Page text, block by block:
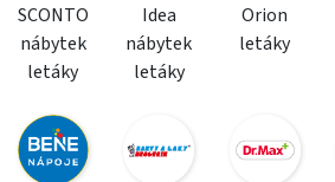
SCONTO
nábytek
letáky
Idea
nábytek
letáky
Orion
letáky